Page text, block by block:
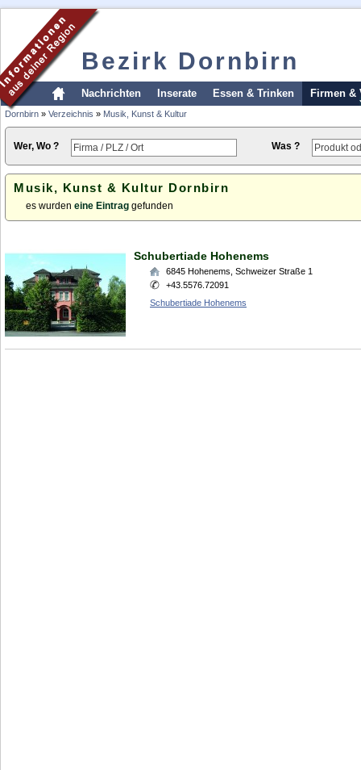
Bezirk Dornbirn
Nachrichten Inserate Essen & Trinken Firmen &
Dornbirn » Verzeichnis » Musik, Kunst & Kultur
Wer, Wo ? Was ?
Musik, Kunst & Kultur Dornbirn
es wurden eine Eintrag gefunden
Schubertiade Hohenems
6845 Hohenems Schweizer Straße 1
+43.5576.72091
Schubertiade Hohenems